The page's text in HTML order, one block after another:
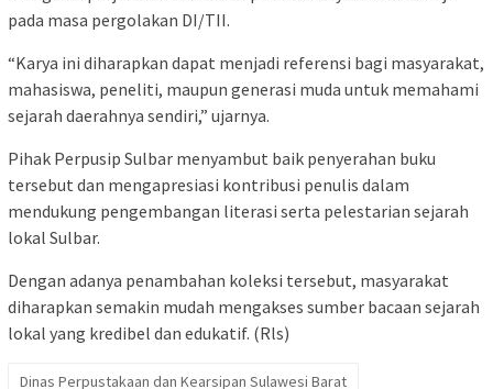
pada masa pergolakan DI/TII.
“Karya ini diharapkan dapat menjadi referensi bagi masyarakat,
mahasiswa, peneliti, maupun generasi muda untuk memahami
sejarah daerahnya sendiri,” ujarnya.
Pihak Perpusip Sulbar menyambut baik penyerahan buku
tersebut dan mengapresiasi kontribusi penulis dalam
mendukung pengembangan literasi serta pelestarian sejarah
lokal Sulbar.
Dengan adanya penambahan koleksi tersebut, masyarakat
diharapkan semakin mudah mengakses sumber bacaan sejarah
lokal yang kredibel dan edukatif. (Rls)
Dinas Perpustakaan dan Kearsipan Sulawesi Barat